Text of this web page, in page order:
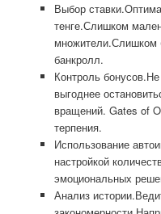
Выбор
тенге.Слишком
множители.Слишком
банкролл.
Контроль
выгоднее
вращений. Gates of
терпения.
Использование
настройкой
эмоциональных
Анализ